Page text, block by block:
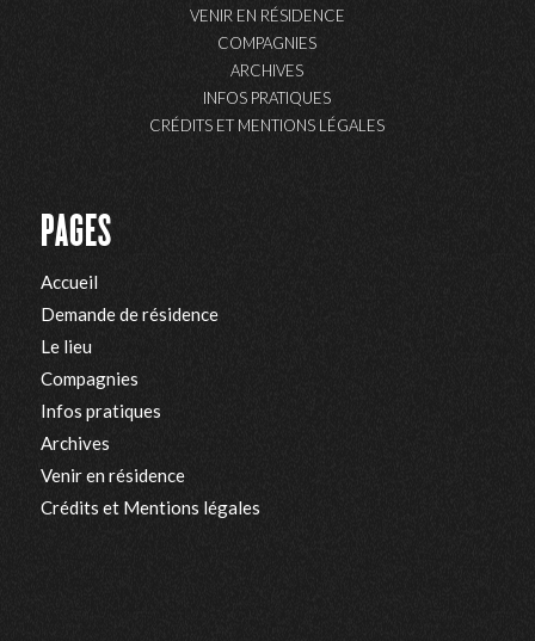
VENIR EN RÉSIDENCE
COMPAGNIES
ARCHIVES
INFOS PRATIQUES
CRÉDITS ET MENTIONS LÉGALES
PAGES
Accueil
Demande de résidence
Le lieu
Compagnies
Infos pratiques
Archives
Venir en résidence
Crédits et Mentions légales